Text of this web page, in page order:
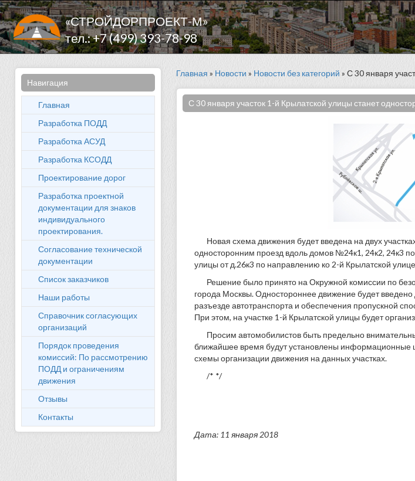
«СТРОЙДОРПРОЕКТ-М»
тел.: +7 (499) 393-78-98
Навигация
Главная
Разработка ПОДД
Разработка АСУД
Разработка КСОДД
Проектирование дорог
Разработка проектной
документации для знаков
индивидуального
проектирования.
Согласование технической
документации
Список заказчиков
Наши работы
Справочник согласующих
организаций
Порядок проведения
комиссий: По рассмотрению
ПОДД и ограничениям
движения
Отзывы
Контакты
Главная » Новости » Новости без категорий » С 30 января
С 30 января участок 1-й Крылатской улицы станет
Новая схема движения будет введена на двух
односторонним проезд вдоль домов №24к1, 24к2, 24к3
улицы от д.26к3 по направлению ко 2-й Крылатской
Решение было принято на Окружной комиссии по
города Москвы. Одностороннее движение будет
разъезде автотранспорта и обеспечения пропускной
При этом, на участке 1-й Крылатской улицы будет
Просим автомобилистов быть предельно
ближайшее время будут установлены
схемы организации движения на данных участках.
/* */
Дата: 11 января 2018